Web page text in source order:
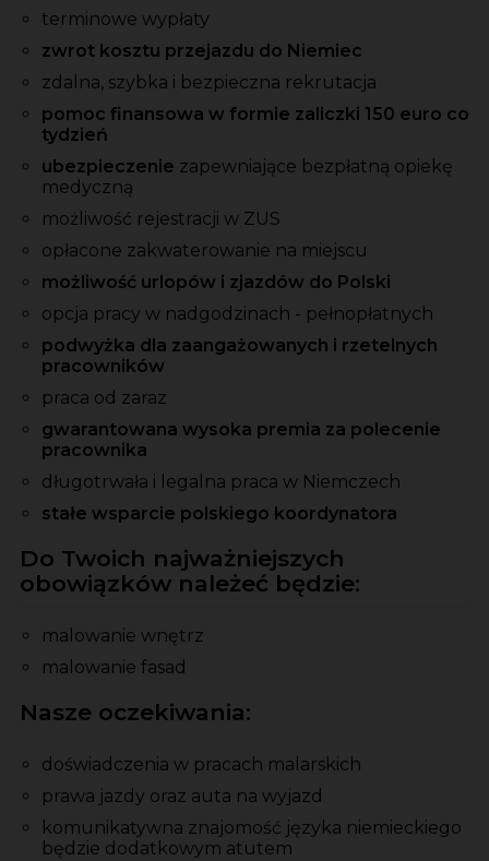
terminowe wypłaty
zwrot kosztu przejazdu do Niemiec
zdalna, szybka i bezpieczna rekrutacja
pomoc finansowa w formie zaliczki 150 euro co
tydzień
ubezpieczenie zapewniające bezpłatną opiekę
medyczną
możliwość rejestracji w ZUS
opłacone zakwaterowanie na miejscu
możliwość urlopów i zjazdów do Polski
opcja pracy w nadgodzinach - pełnopłatnych
podwyżka dla zaangażowanych i rzetelnych
pracowników
praca od zaraz
gwarantowana wysoka premia za polecenie
pracownika
długotrwała i legalna praca w Niemczech
stałe wsparcie polskiego koordynatora
Do Twoich najważniejszych
obowiązków należeć będzie:
malowanie wnętrz
malowanie fasad
Nasze oczekiwania:
doświadczenia w pracach malarskich
prawa jazdy oraz auta na wyjazd
komunikatywna znajomość języka niemieckiego
będzie dodatkowym atutem